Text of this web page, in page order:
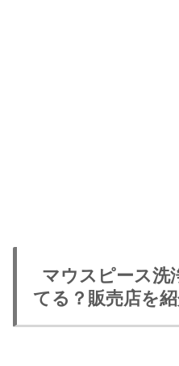
マウスピース洗
てる？販売店を